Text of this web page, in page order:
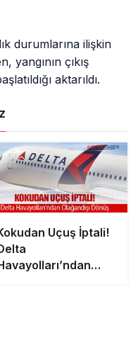
durumlarına ilişkin
yangının çıkış
aktarıldı.
Uçuş İptali!